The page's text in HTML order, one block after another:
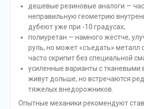
дешевые резиновые аналоги —
неправильную геометрию
дубеют уже при -10 градусах;
полиуретан — намного жестче,
руль, но может «съедать» металл
часто скрипит без специальной
усиленные варианты с тканевыми
живут дольше, но встречаются
тяжелых внедорожников.
Опытные механики рекомендуют